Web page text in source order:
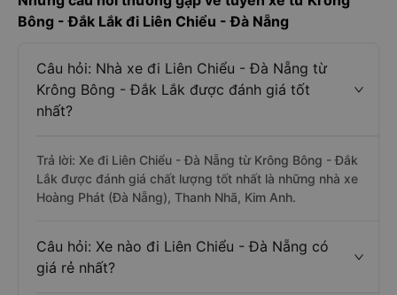
Bông - Đắk Lắk đi Liên Chiểu - Đà Nẵng
Câu hỏi: Nhà xe đi Liên Chiểu - Đà Nẵng từ
Krông Bông - Đắk Lắk được đánh giá tốt
nhất?
Trả lời: Xe đi Liên Chiểu - Đà Nẵng từ Krông Bông - Đắk
Lắk được đánh giá chất lượng tốt nhất là những nhà xe
Hoàng Phát (Đà Nẵng), Thanh Nhã, Kim Anh.
Câu hỏi: Xe nào đi Liên Chiểu - Đà Nẵng có
giá rẻ nhất?